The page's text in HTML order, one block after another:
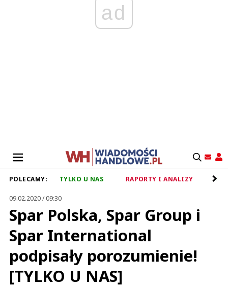
ad
POLECAMY: TYLKO U NAS RAPORTY I ANALIZY
09.02.2020 / 09:30
Spar Polska, Spar Group i
Spar International
podpisały porozumienie!
[TYLKO U NAS]